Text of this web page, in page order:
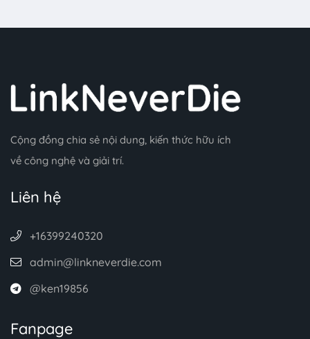
Cộng đồng chia sẻ nội dung, kiến thức hữu ích
về công nghệ và giải trí.
Liên hệ
+16399240320
admin@linkneverdie.com
@ken19856
Fanpage